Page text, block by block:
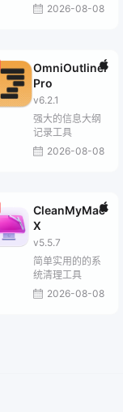
2026-08-08
OmniOutliner
Pro
v6.2.1
强大的信息大纲
记录工具
2026-08-08
CleanMyMac
X
v5.5.7
简单实用的的系
统清理工具
2026-08-08